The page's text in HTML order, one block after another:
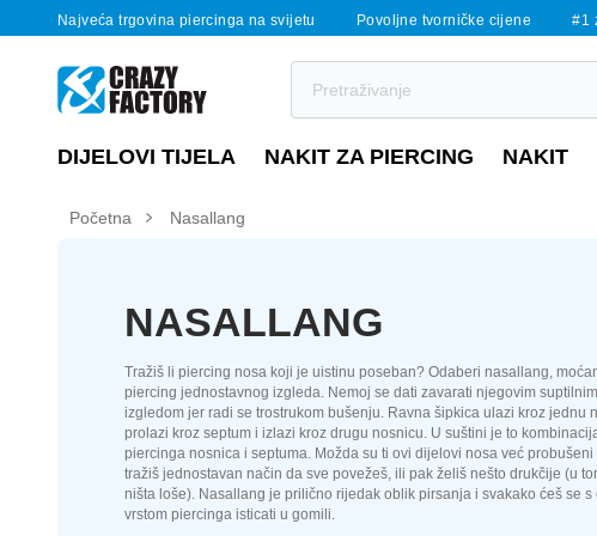
Najveća trgovina piercinga na svijetu Povoljne tvorničke cijene #1
DIJELOVI TIJELA NAKIT ZA PIERCING NAKIT
Početna Nasallang
NASALLANG
Tražiš li piercing nosa koji je uistinu poseban? Odaberi nasallang,
piercing jednostavnog izgleda. Nemoj se dati zavarati njegovim suptilnim
izgledom jer radi se trostrukom bušenju. Ravna šipkica ulazi kroz jednu
prolazi kroz septum i izlazi kroz drugu nosnicu. U suštini je to
piercinga nosnica i septuma. Možda su ti ovi dijelovi nosa već probušeni
tražiš jednostavan način da sve povežeš, ili pak želiš nešto drukčije (u
ništa loše). Nasallang je prilično rijedak oblik pirsanja i svakako ćeš se s
vrstom piercinga isticati u gomili.